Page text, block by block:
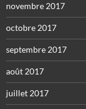
novembre 2017
octobre 2017
septembre 2017
août 2017
juillet 2017